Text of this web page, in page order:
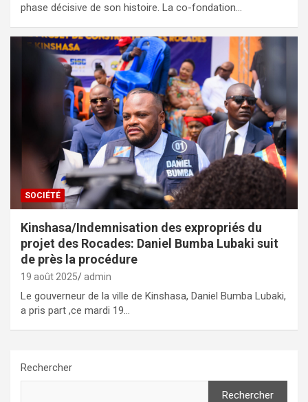
phase décisive de son histoire. La co-fondation…
SOCIÉTÉ
Kinshasa/Indemnisation des expropriés du
projet des Rocades: Daniel Bumba Lubaki suit
de près la procédure
19 août 2025 admin
Le gouverneur de la ville de Kinshasa, Daniel Bumba Lubaki,
a pris part ,ce mardi 19…
Rechercher
Rechercher